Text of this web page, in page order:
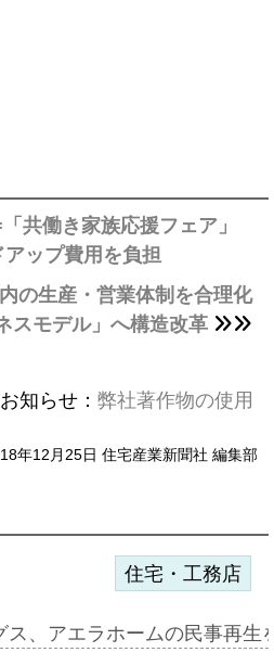
共働き家族応援フェア」
ップ費用を負担
の生産・営業体制を合理化
スモデル」へ構造改革
知らせ： 弊社著作物の使用
年12月25日 住宅産業新聞社 編集部
住宅・工務店
ス、アエラホームの民事再